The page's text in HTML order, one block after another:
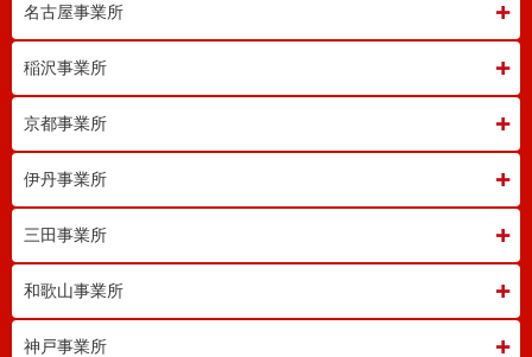
名古屋事業所
稲沢事業所
京都事業所
伊丹事業所
三田事業所
和歌山事業所
神戸事業所